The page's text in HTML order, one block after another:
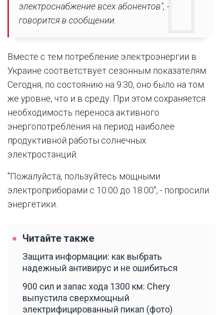
электроснабжение всех абонентов", -
говорится в сообщении.
Вместе с тем потребление электроэнергии в
Украине соответствует сезонным показателям.
Сегодня, по состоянию на 9:30, оно было на том
же уровне, что и в среду. При этом сохраняется
необходимость переноса активного
энергопотребления на период наиболее
продуктивной работы солнечных
электростанций.
"Пожалуйста, пользуйтесь мощными
электроприборами с 10:00 до 18:00", - попросили
энергетики.
Читайте также
Защита информации: как выбрать
надежный антивирус и не ошибиться
900 сил и запас хода 1300 км: Chery
выпустила сверхмощный
электрифицированный пикап (фото)